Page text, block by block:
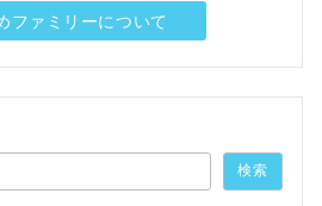
ファミリーについて
検索